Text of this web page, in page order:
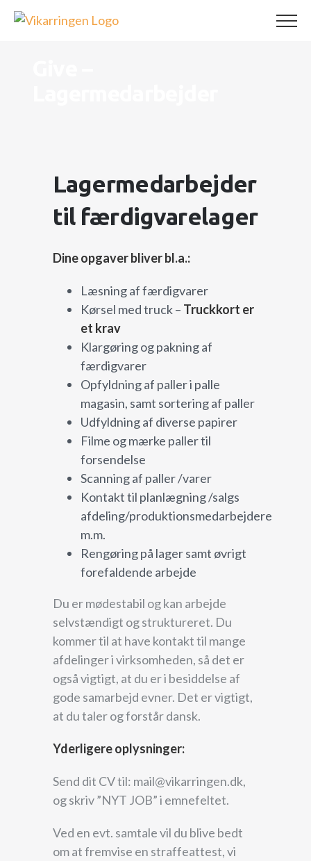
Skip
Lagermedarbejder
til færdigvarelager
Dine opgaver bliver bl.a.:
Læsning af færdigvarer
Kørsel med truck – Truckkort er
et krav
Klargøring og pakning af
færdigvarer
Opfyldning af paller i palle
magasin, samt sortering af paller
Udfyldning af diverse papirer
Filme og mærke paller til
forsendelse
Scanning af paller /varer
Kontakt til planlægning /salgs
afdeling/produktionsmedarbejdere
m.m.
Rengøring på lager samt øvrigt
forefaldende arbejde
Du er mødestabil og kan arbejde
selvstændigt og struktureret. Du
kommer til at have kontakt til mange
afdelinger i virksomheden, så det er
også vigtigt, at du er i besiddelse af
gode samarbejd evner. Det er vigtigt,
at du taler og forstår dansk.
Yderligere oplysninger:
Send dit CV til: mail@vikarringen.dk,
og skriv ”NYT JOB” i emnefeltet.
Ved en evt. samtale vil du blive bedt
om at fremvise en straffeattest, vi